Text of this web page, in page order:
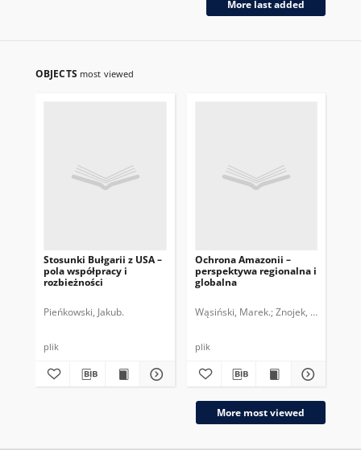
More last added
OBJECTS most viewed
Stosunki Bułgarii z USA –
pola współpracy i
rozbieżności
Pieńkowski, Jakub.
plik
Ochrona Amazonii –
perspektywa regionalna i
globalna
Wąsiński, Marek. Znojek, Bartłomiej.
plik
More most viewed